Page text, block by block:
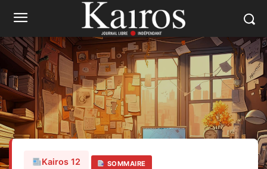
Kairos 12 SOMMAIRE